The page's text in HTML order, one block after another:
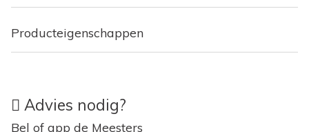
Producteigenschappen
Advies nodig?
Bel of app de Meesters